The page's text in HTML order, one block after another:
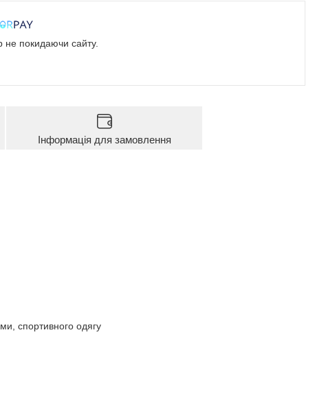
не покидаючи сайту.
Інформація для замовлення
спортивного одягу